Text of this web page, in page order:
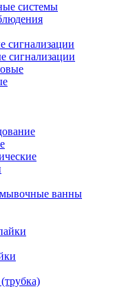
системы
сигнализации
сигнализации
ванны